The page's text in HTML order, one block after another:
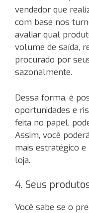
vendedor que
com base nos
avaliar qual
volume de saída,
procurado por
sazonalmente.
Dessa forma, é
oportunidades e
feita no papel,
Assim, você
mais estratégico
loja.
4. Seus
Você sabe se o